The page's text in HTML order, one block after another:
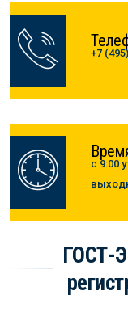
+7
с 9:00
ГОСТ-